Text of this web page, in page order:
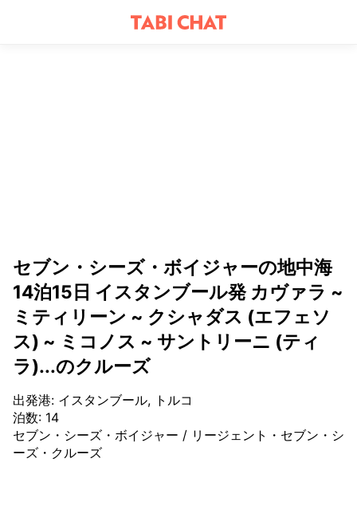
セブン・シーズ・ボイジャーの地中海
14泊15日 イスタンブール発 カヴァラ ~
ミティリーン ~ クシャダス (エフェソ
ス) ~ ミコノス ~ サントリーニ (ティ
ラ)...のクルーズ
出発港: イスタンブール, トルコ
泊数: 14
セブン・シーズ・ボイジャー / リージェント・セブン・シ
ーズ・クルーズ